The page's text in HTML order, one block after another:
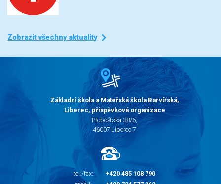
Zobrazit všechny aktuality
Základní škola a Mateřská škola Barvířská,
Liberec, příspěvková organizace
Proboštská 38/6,
46007 Liberec 7
tel./fax:
+420 485 108 790